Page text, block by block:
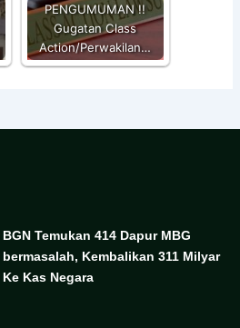
PENGUMUMAN !!
Gugatan Class
Action/Perwakilan…
BGN Temukan 414 Dapur MBG
bermasalah, Kembalikan 311 Milyar
Ke Kas Negara